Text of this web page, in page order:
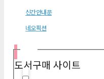
신간안내문
네오픽션
도서구매 사이트